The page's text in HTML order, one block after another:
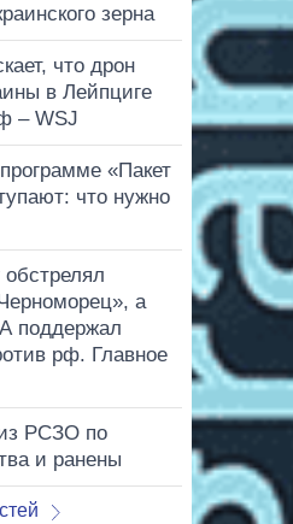
зерна
что дрон
в Лейпциге
– WSJ
«Пакет
что нужно
обстрелял
а
поддержал
рф. Главное
РСЗО по
и ранены